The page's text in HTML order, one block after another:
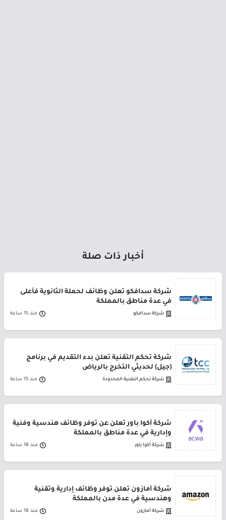
أخبار ذات صلة
شركة سدافكو تعلن وظائف لحملة الثانوية فأعلى
في عدة مناطق بالمملكة
شركة سدافكو منذ 15 ساعة
شركة تحكم التقنية تعلن بدء التقديم في برنامج
(جيل) لحديثي التخرج بالرياض
شركة تحكم التقنية المحدودة منذ 15 ساعة
شركة أكوا باور تعلن عن توفر وظائف هندسية وفنية
وإدارية في عدة مناطق بالمملكة
شركة أكوا باور منذ 18 ساعة
شركة أمازون تعلن توفر وظائف إدارية وتقنية
وهندسية في عدة مدن بالمملكة
شركة أمازون منذ 18 ساعة